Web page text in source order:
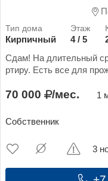
Кирпичный 4 / 5
Сдам! На длительный
ртиру. Есть все для
70 000 /мес. 1
Собственник
3